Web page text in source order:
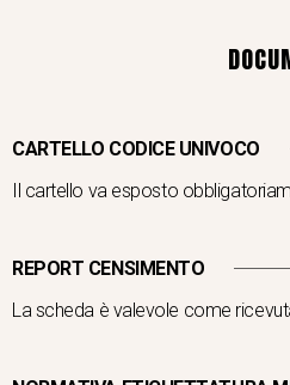
CARTELLO CODICE UNIVOCO
Il cartello va esposto
REPORT CENSIMENTO
La scheda è valevole come